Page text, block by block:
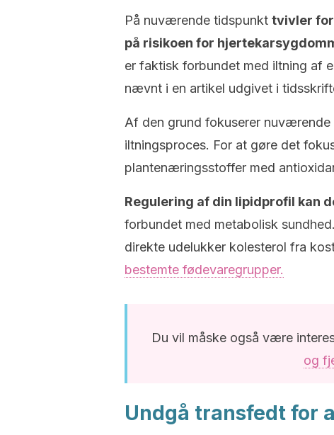
På nuværende tidspunkt tvivler
på risikoen for
er faktisk forbundet med iltning af
nævnt i en artikel udgivet i
Af den grund fokuserer
iltningsproces. For at gøre det
plantenæringsstoffer med
Regulering af din lipidprofil kan
forbundet med metabolisk
direkte udelukker kolesterol fra
bestemte fødevaregrupper.
Du vil måske også være
og
Undgå transfedt for